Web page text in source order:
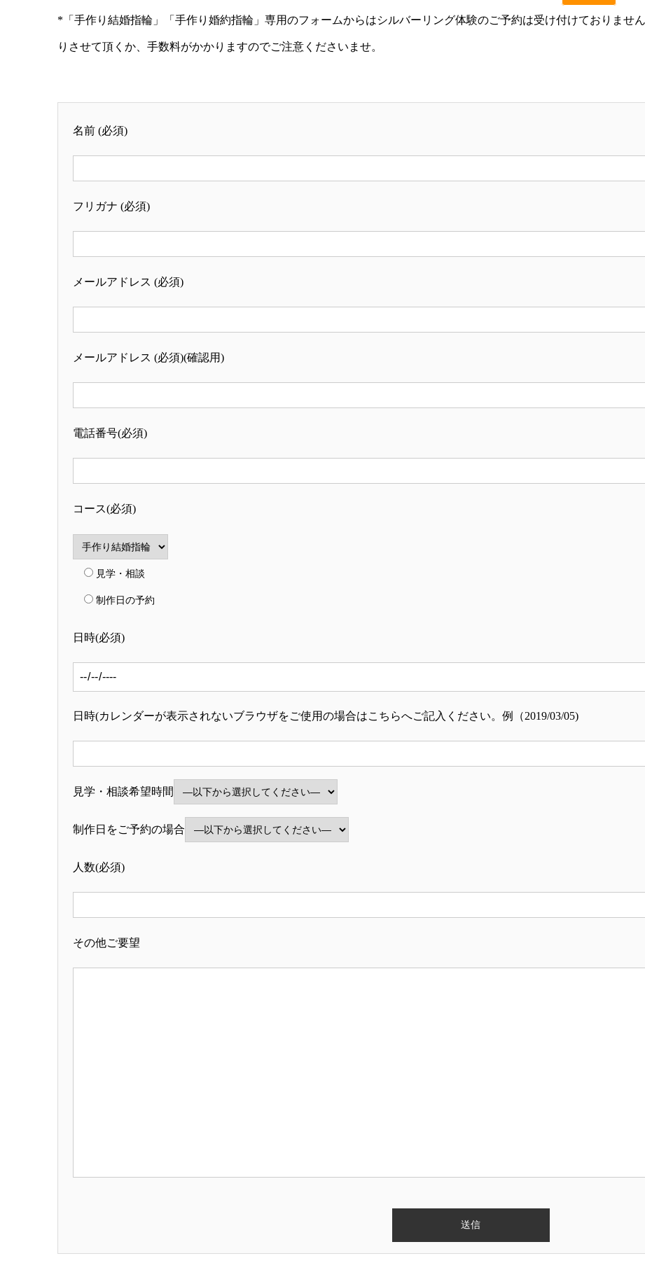
*「手作り結婚指輪」「手作り婚約指輪」専用のフォームからはシルバーリング体験のご予約は受け付けておりませ
りさせて頂くか、手数料がかかりますのでご注意くださいませ。
名前 (必須)
フリガナ (必須)
メールアドレス (必須)
メールアドレス (必須)(確認用)
電話番号(必須)
コース(必須)
見学・相談
制作日の予約
日時(必須)
日時(カレンダーが表示されないブラウザをご使用の場合はこちらへご記入ください。例（2019/03/05)
見学・相談希望時間
制作日をご予約の場合
人数(必須)
その他ご要望